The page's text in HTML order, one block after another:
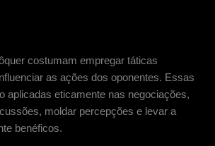
costumam empregar táticas
as ações dos oponentes. Essas
aplicadas eticamente nas negociações,
moldar percepções e levar a
benéficos.